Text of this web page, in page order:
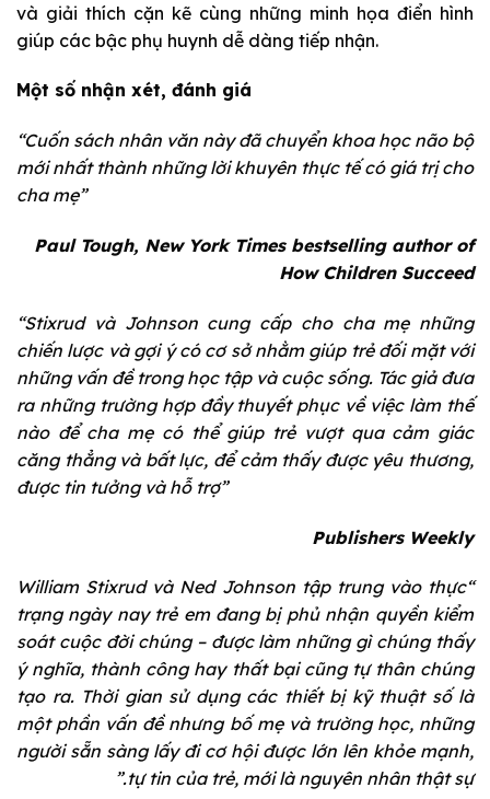
và giải thích cặn kẽ cùng những minh họa điển hình
giúp các bậc phụ huynh dễ dàng tiếp nhận.
Một số nhận xét, đánh giá
“Cuốn sách nhân văn này đã chuyển khoa học não bộ
mới nhất thành những lời khuyên thực tế có giá trị cho
cha mẹ”
Paul Tough, New York Times bestselling author of
How Children Succeed
“Stixrud và Johnson cung cấp cho cha mẹ những
chiến lược và gợi ý có cơ sở nhằm giúp trẻ đối mặt với
những vấn đề trong học tập và cuộc sống. Tác giả đưa
ra những trường hợp đầy thuyết phục về việc làm thế
nào để cha mẹ có thể giúp trẻ vượt qua cảm giác
căng thẳng và bất lực, để cảm thấy được yêu thương,
được tin tưởng và hỗ trợ”
Publishers Weekly
“William Stixrud và Ned Johnson tập trung vào thực
trạng ngày nay trẻ em đang bị phủ nhận quyền kiểm
soát cuộc đời chúng – được làm những gì chúng thấy
ý nghĩa, thành công hay thất bại cũng tự thân chúng
tạo ra. Thời gian sử dụng các thiết bị kỹ thuật số là
một phần vấn đề nhưng bố mẹ và trường học, những
người sẵn sàng lấy đi cơ hội được lớn lên khỏe mạnh,
tự tin của trẻ, mới là nguyên nhân thật sự.”